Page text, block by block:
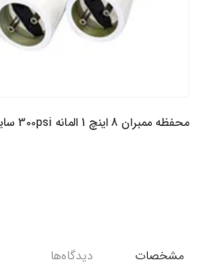
محفظه ممبران 8 اینچ 1 المانه 300psi ساید پورت
مشخصات دیدگاه‌ها